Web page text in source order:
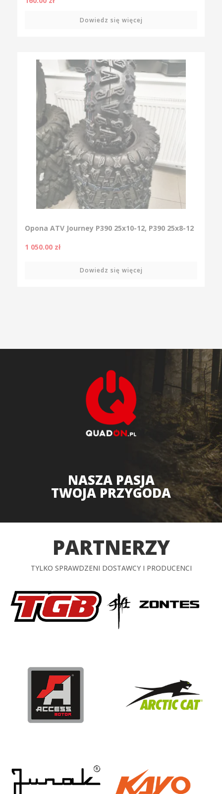
Dowiedz się więcej
Opona ATV Journey P390 25x10-12, P390 25x8-12
1 050.00 zł
Dowiedz się więcej
NASZA PASJA
TWOJA PRZYGODA
PARTNERZY
TYLKO SPRAWDZENI DOSTAWCY I PRODUCENCI